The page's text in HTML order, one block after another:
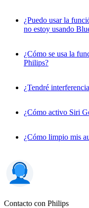
¿Puedo usar la
no estoy usando
¿Cómo se usa la
Philips?
¿Tendré
¿Cómo activo Siri
¿Cómo limpio mis
Contacto con Philips